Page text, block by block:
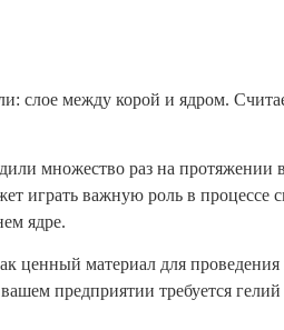
слое между корой и ядром.
множество раз на протяжении
играть важную роль в процессе
ядре.
ценный материал для
предприятии требуется гелий